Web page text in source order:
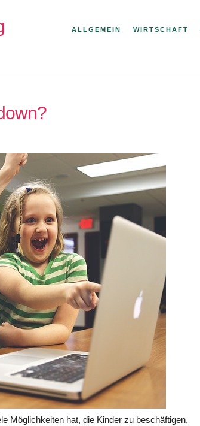
ALLGEMEIN WIRTSCHAFT
Möglichkeiten hat, die Kinder zu beschäftigen,